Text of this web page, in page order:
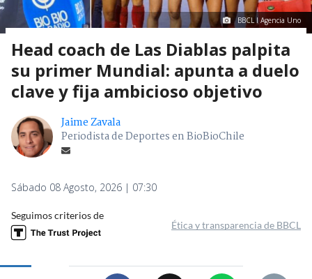
BBCL I Agencia Uno
Head coach de Las Diablas palpita
su primer Mundial: apunta a duelo
clave y fija ambicioso objetivo
Jaime Zavala
Periodista de Deportes en BioBioChile
Sábado 08 Agosto, 2026 | 07:30
Seguimos criterios de
Ética y transparencia de BBCL